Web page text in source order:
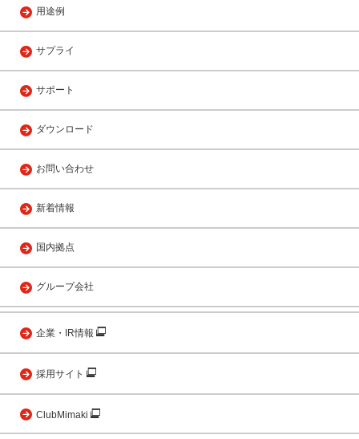
用途例
サプライ
サポート
ダウンロード
お問い合わせ
新着情報
国内拠点
グループ会社
企業・IR情報
採用サイト
ClubMimaki